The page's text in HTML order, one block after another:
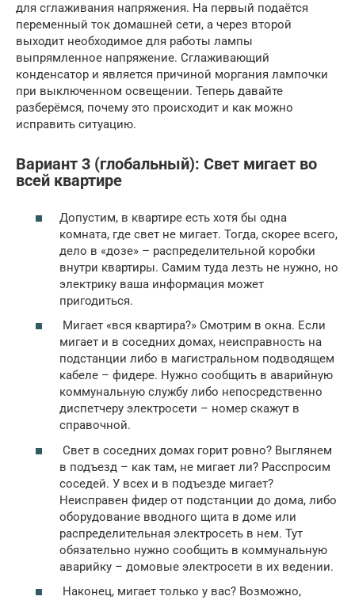
для сглаживания напряжения. На первый подаётся
переменный ток домашней сети, а через второй
выходит необходимое для работы лампы
выпрямленное напряжение. Сглаживающий
конденсатор и является причиной моргания лампочки
при выключенном освещении. Теперь давайте
разберёмся, почему это происходит и как можно
исправить ситуацию.
Вариант 3 (глобальный): Свет мигает во
всей квартире
Допустим, в квартире есть хотя бы одна
комната, где свет не мигает. Тогда, скорее всего,
дело в «дозе» – распределительной коробки
внутри квартиры. Самим туда лезть не нужно, но
электрику ваша информация может
пригодиться.
Мигает «вся квартира?» Смотрим в окна. Если
мигает и в соседних домах, неисправность на
подстанции либо в магистральном подводящем
кабеле – фидере. Нужно сообщить в аварийную
коммунальную службу либо непосредственно
диспетчеру электросети – номер скажут в
справочной.
Свет в соседних домах горит ровно? Выглянем
в подъезд – как там, не мигает ли? Расспросим
соседей. У всех и в подъезде мигает?
Неисправен фидер от подстанции до дома, либо
оборудование вводного щита в доме или
распределительная электросеть в нем. Тут
обязательно нужно сообщить в коммунальную
аварийку – домовые электросети в их ведении.
Наконец, мигает только у вас? Возможно,